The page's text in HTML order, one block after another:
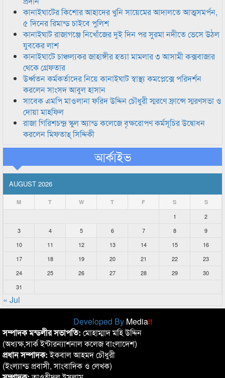
কানাইঘাটের কিশোর আহাদের খুনি সায়েমের আদালতে আত্মসমর্পন,
৫ দিনের রিমান্ড চাইবে পুলিশ
কানাইঘাট রাজাগঞ্জে নিখোঁজের দুই দিন পর সুরমা নদীতে ভেসে উঠল
যুবকের লাশ
কানাইঘাটে চাঞ্চল্যকর জাহাঙ্গীর হত্যা মামলার ৩ আসামী কক্সবাজার
থেকে গ্রেফতার
উর্ধ্বতন কর্মকর্তাদের নিয়ে কানাইঘাট স্বাস্থ্য কমপ্লেক্সে পরিদর্শন
করলেন সাংসদ আবুল হাসান
সাবেক এমপি মাওলানা ফরিদ উদ্দিন চৌধুরী স্মরণে ফ্রান্সে স্মরণসভা ও
দোয়া মাহফিল
রাজা গিরিশচন্দ্র স্কুল অ্যান্ড কলেজে বৃক্ষরোপণ কর্মসূচির উদ্বোধন
করলেন মিফতাহ্ সিদ্দিকী
আর্কাইভ
AUGUST 2026
M T W T F S S
1
2
3
4 5 6 7 8
9
10
11 12 13 14 15
16
17
18 19 20 21 22
23
24
25 26 27 28 29
30
31
« Jul
Developed By Mediait
সম্পাদক মন্ডলীর সভাপতি: মোহাম্মাদ মহি উদ্দিন
(অধ্যক্ষ,সার্ক ইন্টারন্যাশনাল কলেজ বাংলাদেশ)
প্রধান সম্পাদক:ইকবাল আহমদ চৌধুরী
(ইংল্যান্ড প্রবাসী, সাংবাদিক ও লেখক)